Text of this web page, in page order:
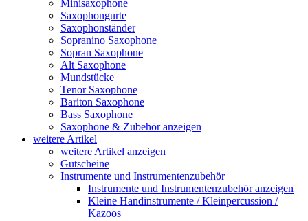
Minisaxophone
Saxophongurte
Saxophonständer
Sopranino Saxophone
Sopran Saxophone
Alt Saxophone
Mundstücke
Tenor Saxophone
Bariton Saxophone
Bass Saxophone
Saxophone & Zubehör anzeigen
weitere Artikel
weitere Artikel anzeigen
Gutscheine
Instrumente und Instrumentenzubehör
Instrumente und Instrumentenzubehör anzeigen
Kleine Handinstrumente / Kleinpercussion /
Kazoos